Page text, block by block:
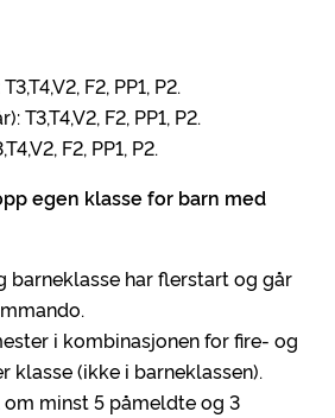
F2, PP1, P2.
T3,T4,V2, F2, PP1, P2.
F2, PP1, P2.
egen klasse for barn med
barneklasse har flerstart og går
i kombinasjonen for fire- og
klasse (ikke i barneklassen).
minst 5 påmeldte og 3